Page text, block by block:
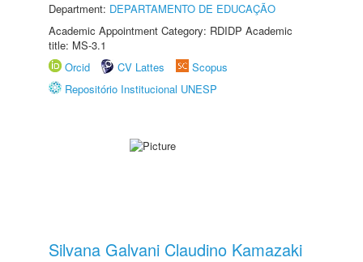
Department: DEPARTAMENTO DE EDUCAÇÃO
Academic Appointment Category: RDIDP Academic
title: MS-3.1
Orcid
CV Lattes
Scopus
Repositório Institucional UNESP
Silvana Galvani Claudino Kamazaki